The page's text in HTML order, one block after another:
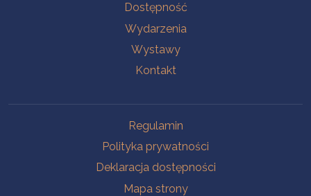
Dostępność
Wydarzenia
Wystawy
Kontakt
Regulamin
Polityka prywatności
Deklaracja dostępności
Mapa strony